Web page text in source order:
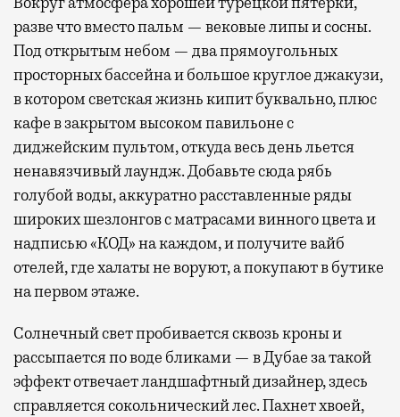
разве что вместо пальм — вековые липы и сосны.
Под открытым небом — два прямоугольных
просторных бассейна и большое круглое джакузи,
в котором светская жизнь кипит буквально, плюс
кафе в закрытом высоком павильоне с
диджейским пультом, откуда весь день льется
ненавязчивый лаундж. Добавьте сюда рябь
голубой воды, аккуратно расставленные ряды
широких шезлонгов с матрасами винного цвета и
надписью «КОД» на каждом, и получите вайб
отелей, где халаты не воруют, а покупают в бутике
на первом этаже.
Солнечный свет пробивается сквозь кроны и
рассыпается по воде бликами — в Дубае за такой
эффект отвечает ландшафтный дизайнер, здесь
справляется сокольнический лес. Пахнет хвоей,